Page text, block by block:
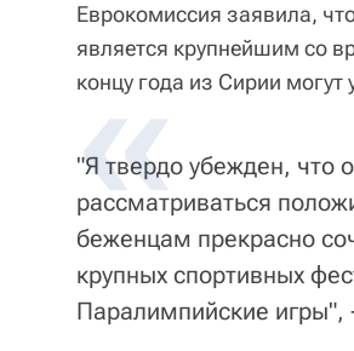
Еврокомиссия заявила,
является крупнейшим со
концу года из Сирии
"Я твердо убежден, что
рассматриваться
беженцам прекрасно
крупных спортивных
Паралимпийские